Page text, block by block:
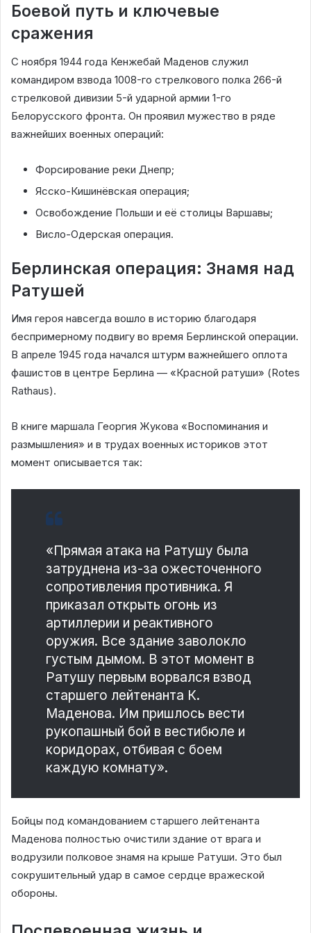
Боевой путь и ключевые
сражения
С ноября 1944 года Кенжебай Маденов служил
командиром взвода 1008-го стрелкового полка 266-й
стрелковой дивизии 5-й ударной армии 1-го
Белорусского фронта. Он проявил мужество в ряде
важнейших военных операций:
Форсирование реки Днепр;
Ясско-Кишинёвская операция;
Освобождение Польши и её столицы Варшавы;
Висло-Одерская операция.
Берлинская операция: Знамя над
Ратушей
Имя героя навсегда вошло в историю благодаря
беспримерному подвигу во время Берлинской операции.
В апреле 1945 года начался штурм важнейшего оплота
фашистов в центре Берлина — «Красной ратуши» (Rotes
Rathaus).
В книге маршала Георгия Жукова «Воспоминания и
размышления» и в трудах военных историков этот
момент описывается так:
«Прямая атака на Ратушу была
затруднена из-за ожесточенного
сопротивления противника. Я
приказал открыть огонь из
артиллерии и реактивного
оружия. Все здание заволокло
густым дымом. В этот момент в
Ратушу первым ворвался взвод
старшего лейтенанта К.
Маденова. Им пришлось вести
рукопашный бой в вестибюле и
коридорах, отбивая с боем
каждую комнату».
Бойцы под командованием старшего лейтенанта
Маденова полностью очистили здание от врага и
водрузили полковое знамя на крыше Ратуши. Это был
сокрушительный удар в самое сердце вражеской
обороны.